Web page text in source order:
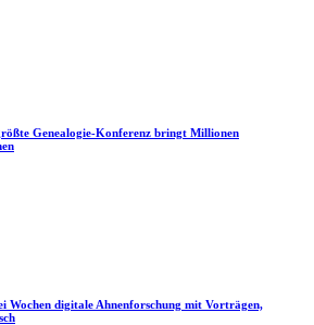
Genealogie-Konferenz bringt Millionen
Wochen digitale Ahnenforschung mit Vorträgen,